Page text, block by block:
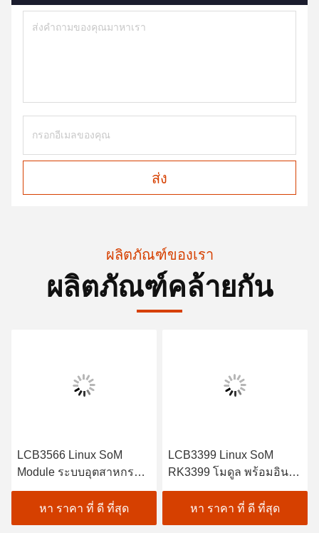
ส่ง
ผลิตภัณฑ์ของเรา
ผลิตภัณฑ์คล้ายกัน
LCB3566 Linux SoM
Module ระบบอุตสาหกรรม
บนโมดูลด้วย 1 * USB3.0
HOST 3 * USB2.0 HOST,
1 * USB2.0 OTG
หา ราคา ที่ ดี ที่สุด
LCB3399 Linux SoM
RK3399 โมดูล พร้อมอินเต
อร์เฟซกล้อง
หา ราคา ที่ ดี ที่สุด